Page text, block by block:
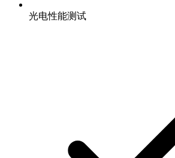
光电性能测试